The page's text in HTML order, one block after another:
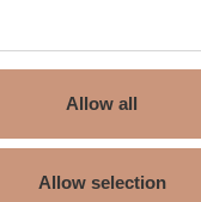
Allow all
Allow selection